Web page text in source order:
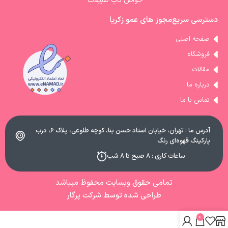
دسترسی سریعمجوز های عمو زکریا
صفحه اصلی
فروشگاه
مقالات
درباره ما
تماس با ما
آدرس ما : تهران، خیابان استاد حسن بنا، کوچه طلوعی، پلاک ۶، درب
پارکینگ قهوه‌ای رنگ
ساعات کاری : ۸ صبح تا ۸ شب
تمامی حقوق وبسایت محفوظ میباشد
طراحی شده توسط شرکت پرگار
0